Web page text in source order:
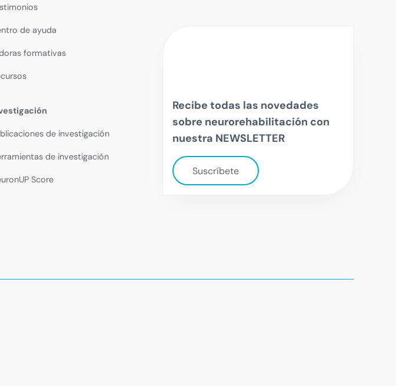
de ayuda
formativas
de investigación
de investigación
Score
Recibe todas las novedades
sobre neurorehabilitación con
nuestra NEWSLETTER
Suscríbete